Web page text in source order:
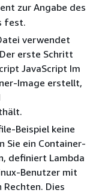
zur Angabe des
fest.
verwendet
erste Schritt
JavaScript Im
Image erstellt,
Beispiel keine
Sie ein Container-
definiert Lambda
Benutzer mit
Dies